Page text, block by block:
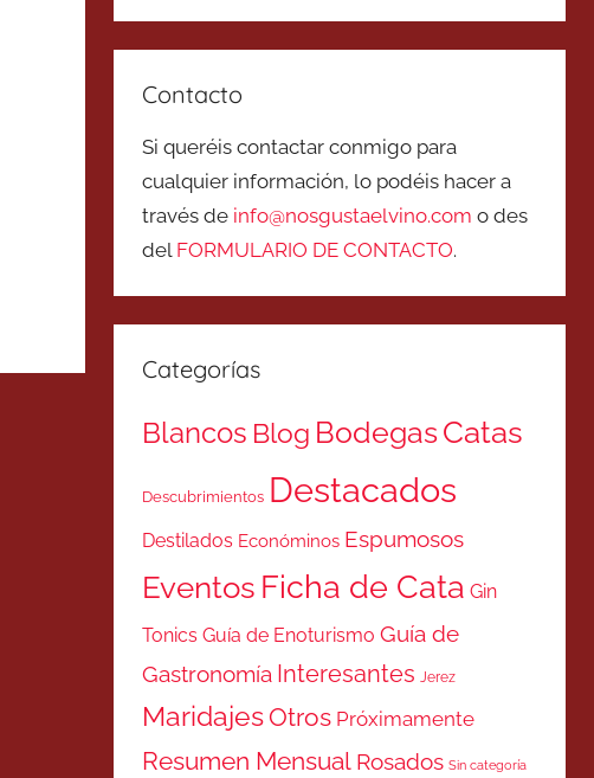
Contacto
Si queréis contactar conmigo para
cualquier información, lo podéis hacer a
través de info@nosgustaelvino.com o des
del FORMULARIO DE CONTACTO.
Categorías
Blancos Blog BodegasCatas
Descubrimientos Destacados
Destilados Económinos Espumosos
Eventos Ficha de Cata Gin
Tonics Guía de Enoturismo Guía de
Gastronomía Interesantes Jerez
MaridajesOtros Próximamente
Resumen Mensual Rosados Sin categoría